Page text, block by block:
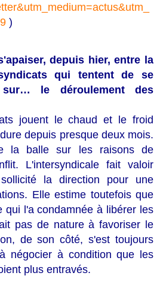
)
depuis hier, entre la
qui tentent de se
sur… le déroulement des
jouent le chaud et le froid
depuis presque deux mois.
la balle sur les raisons de
L'intersyndicale fait valoir
la direction pour une
Elle estime toutefois que
qui l'a condamnée à libérer les
pas de nature à favoriser le
de son côté, s'est toujours
négocier à condition que les
plus entravés.